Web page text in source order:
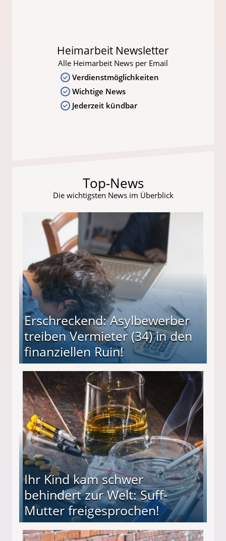
Heimarbeit Newsletter
Alle Heimarbeit News per Email
Verdienstmöglichkeiten
Wichtige News
Jederzeit kündbar
Top-News
Die wichtigsten News im Überblick
Erschreckend: Asylbewerber
treiben Vermieter (34) in den
finanziellen Ruin!
(34) in den finanziellen Ruin!
Ihr Kind kam schwer
behindert zur Welt: Suff-
Mutter freigesprochen!